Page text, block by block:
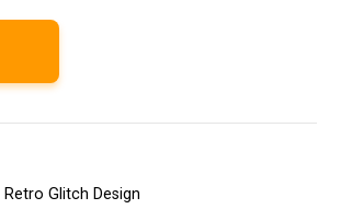
Retro Glitch Design